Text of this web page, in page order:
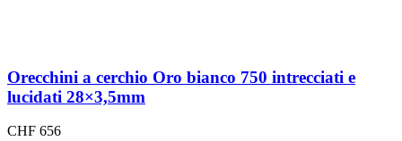
Orecchini a cerchio Oro bianco 750 intrecciati e
lucidati 28×3,5mm
CHF 656